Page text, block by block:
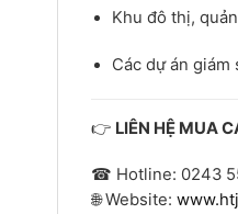
Khu đô thị,
Các dự án giám
👉 LIÊN HỆ MUA
☎ Hotline: 0243
🌐 Website: